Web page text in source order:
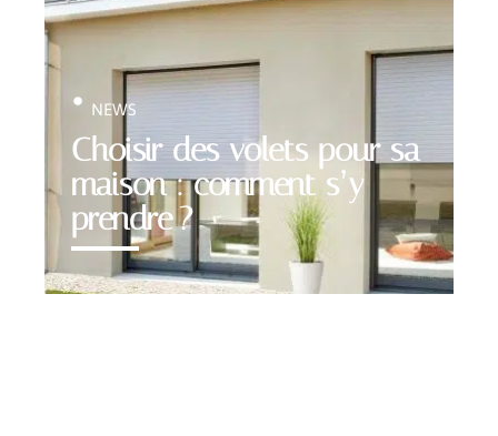
Choisir des volets pour sa
maison : comment s’y
prendre ?
NEWS